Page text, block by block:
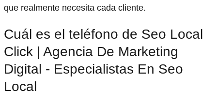
que realmente necesita cada cliente.
Cuál es el teléfono de Seo Local
Click | Agencia De Marketing
Digital - Especialistas En Seo
Local